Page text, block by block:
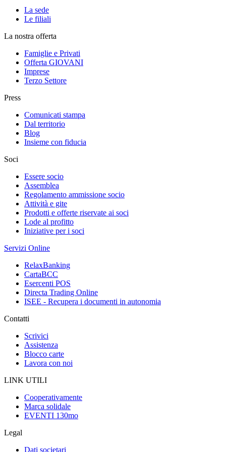
La sede
Le filiali
La nostra offerta
Famiglie e Privati
Offerta GIOVANI
Imprese
Terzo Settore
Press
Comunicati stampa
Dal territorio
Blog
Insieme con fiducia
Soci
Essere socio
Assemblea
Regolamento ammissione socio
Attività e gite
Prodotti e offerte riservate ai soci
Lode al profitto
Iniziative per i soci
Servizi Online
RelaxBanking
CartaBCC
Esercenti POS
Directa Trading Online
ISEE - Recupera i documenti in autonomia
Contatti
Scrivici
Assistenza
Blocco carte
Lavora con noi
LINK UTILI
Cooperativamente
Marca solidale
EVENTI 130mo
Legal
Dati societari